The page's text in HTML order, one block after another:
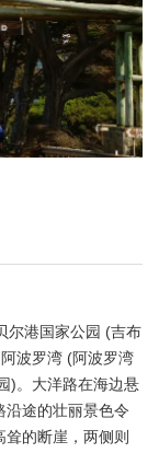
尔港国家公园 (吉布
波罗湾 (阿波罗湾
)。大洋路在海边悬
沿途的壮丽景色令
的断崖，两侧则